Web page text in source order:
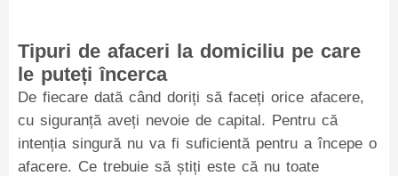
Tipuri de afaceri la domiciliu pe care
le puteți încerca
De fiecare dată când doriți să faceți orice afacere,
cu siguranță aveți nevoie de capital. Pentru că
intenția singură nu va fi suficientă pentru a începe o
afacere. Ce trebuie să știți este că nu toate